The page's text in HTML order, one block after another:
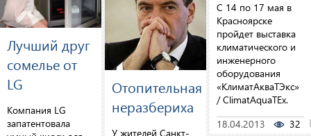
Лучший друг
сомелье от
LG
Компания LG
запатентовала
Отопительная
неразбериха
У жителей Санкт-
С 14 по 17 мая в
Красноярске
пройдет выставка
климатического и
инженерного
оборудования
«КлиматАкваТЭкс»
/ ClimatAquaTEx.
18.04.2013
32